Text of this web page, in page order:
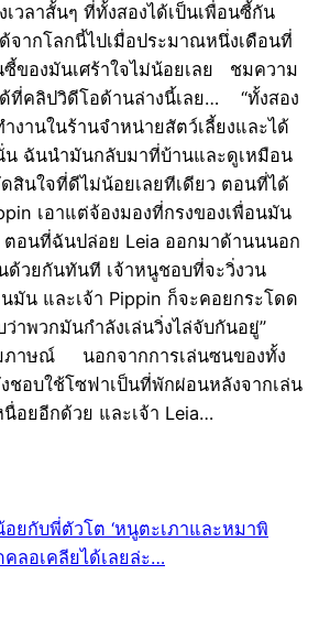
เวลาสั้นๆ ที่ทั้งสองได้เป็นเพื่อนซี้กัน
จากโลกนี้ไปเมื่อประมาณหนึ่งเดือนที่
ซี้ของมันเศร้าใจไม่น้อยเลย ชมความ
ด้ที่คลิปวิดีโอด้านล่างนี้เลย… “ทั้งสอง
งานในร้านจำหน่ายสัตว์เลี้ยงและได้
น ฉันนำมันกลับมาที่บ้านและดูเหมือน
สินใจที่ดีไม่น้อยเลยทีเดียว ตอนที่ได้
เอาแต่จ้องมองที่กรงของเพื่อนมัน
ตอนที่ฉันปล่อย Leia ออกมาด้านนนอก
ด้วยกันทันที เจ้าหนูชอบที่จะวิ่งวน
นมัน และเจ้า Pippin ก็จะคอยกระโดด
าพวกมันกำลังเล่นวิ่งไล่จับกันอยู่”
ภาษณ์ นอกจากการเล่นซนของทั้ง
ชอบใช้โซฟาเป็นที่พักผ่อนหลังจากเล่น
อยอีกด้วย และเจ้า Leia…